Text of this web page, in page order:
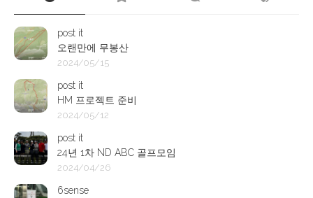
post it
오랜만에 무봉산
2024/05/15
post it
HM 프로젝트 준비
2024/05/12
post it
24년 1차 ND ABC 골프모임
2024/04/26
6sense